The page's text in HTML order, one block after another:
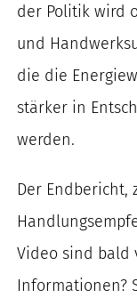
der Politik wird
und
die die
stärker in
werden.
Der Endbericht,
Video sind bald
Informationen?